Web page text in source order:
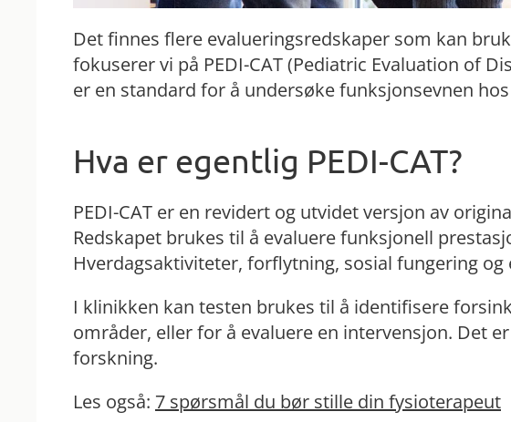
Det finnes flere evalueringsredskaper som kan
fokuserer vi på PEDI-CAT (Pediatric Evaluation of
er en standard for å undersøke funksjonsevnen
Hva er egentlig PEDI-CAT?
PEDI-CAT er en revidert og utvidet versjon av
Redskapet brukes til å evaluere funksjonell
Hverdagsaktiviteter, forflytning, sosial fungering og
I klinikken kan testen brukes til å identifisere
områder, eller for å evaluere en intervensjon. Det
forskning.
Les også: 7 spørsmål du bør stille din fysioterapeut